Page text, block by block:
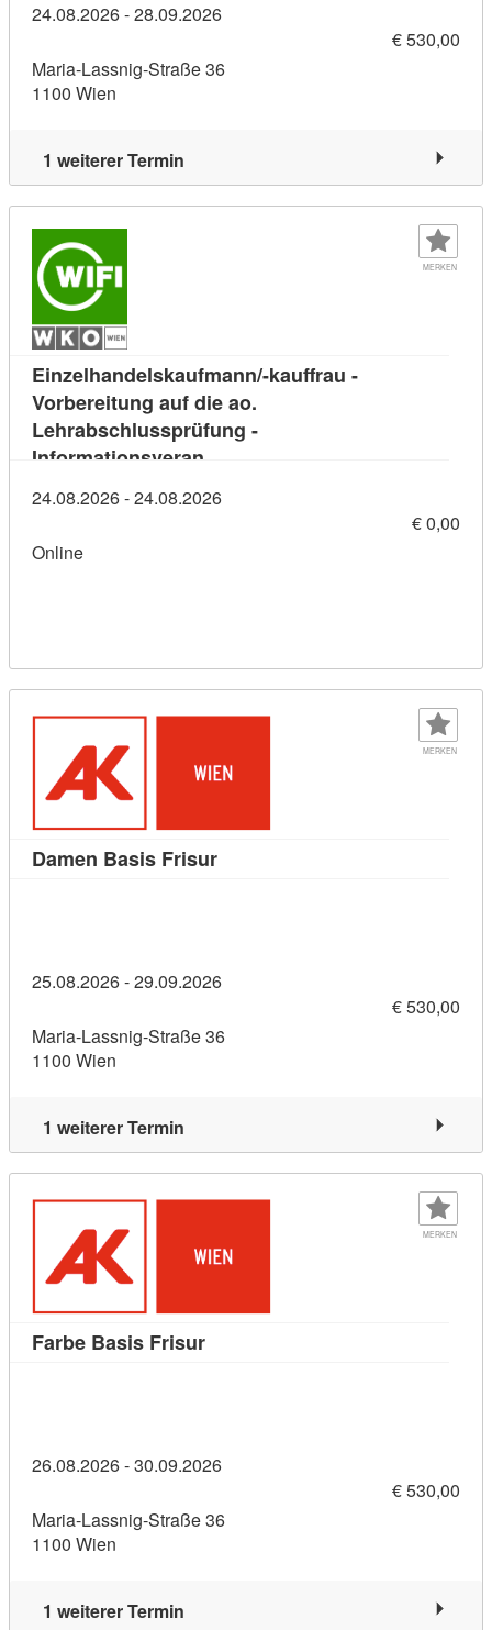
24.08.2026 - 28.09.2026
€ 530,00
Maria-Lassnig-Straße 36
1100 Wien
1 weiterer Termin
MERKEN
Einzelhandelskaufmann/-kauffrau -
Vorbereitung auf die ao.
Lehrabschlussprüfung -
Informationsveran
24.08.2026 - 24.08.2026
€ 0,00
Online
MERKEN
Damen Basis FrisurKursdetail: Damen Basis Frisur
25.08.2026 - 29.09.2026
€ 530,00
Maria-Lassnig-Straße 36
1100 Wien
1 weiterer Termin
MERKEN
Farbe Basis FrisurKursdetail: Farbe Basis Frisur
26.08.2026 - 30.09.2026
€ 530,00
Maria-Lassnig-Straße 36
1100 Wien
1 weiterer Termin